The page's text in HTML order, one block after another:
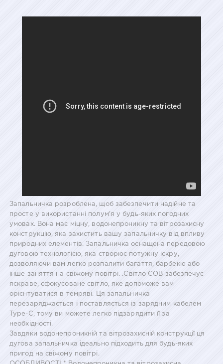
Запальничка розроблена, щоб забезпечити надійне та
просте у використанні полум'я у будь-яких погодних
умовах. Вона має міцну, водонепроникну та вітрозахисну
конструкцію, яка захистить вашу запальничку від впливу
природних елементів. Запальничка оснащена передовою
дуговою технологією, яка створює потужну іскру,
дозволяючи вам легко розпалити багаття, барбекю або
інше заняття на свіжому повітрі. .Світло COB забезпечує
яскраве, сфокусоване світло, яке допоможе вам
орієнтуватися в темряві. Ця запальничка
перезаряджається і поставляється із зарядним кабелем
Type-C, тому ви можете легко підзарядити її за
необхідності.
Завдяки водонепроникній та вітрозахисній конструкції ця
дугова запальничка ідеально підходить для будь-яких
пригод на свіжому повітрі.